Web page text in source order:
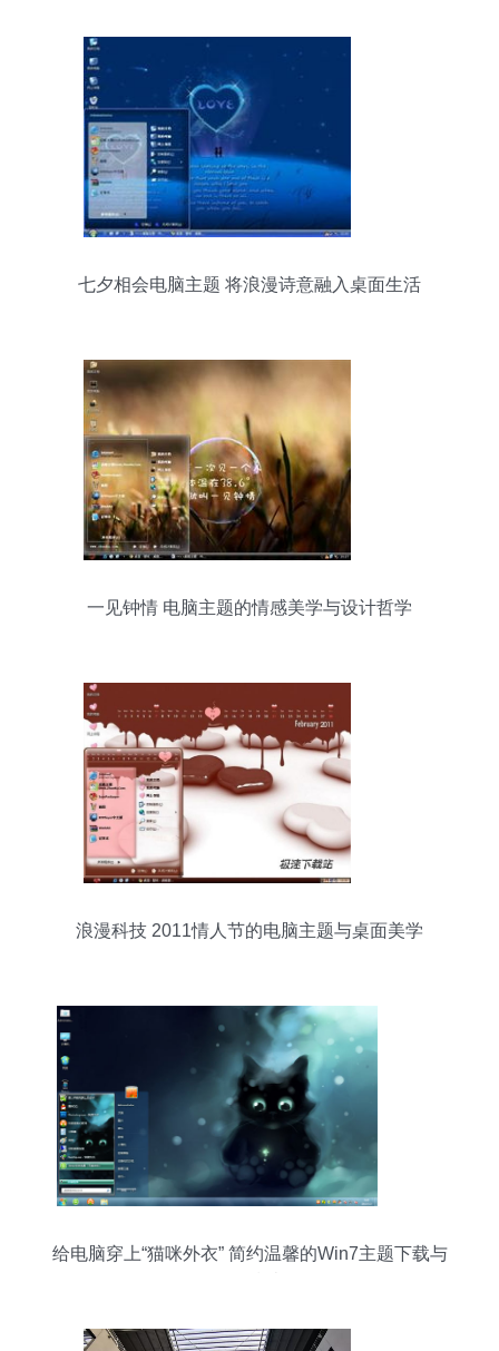
七夕相会电脑主题 将浪漫诗意融入桌面生活
一见钟情 电脑主题的情感美学与设计哲学
浪漫科技 2011情人节的电脑主题与桌面美学
给电脑穿上“猫咪外衣” 简约温馨的Win7主题下载与